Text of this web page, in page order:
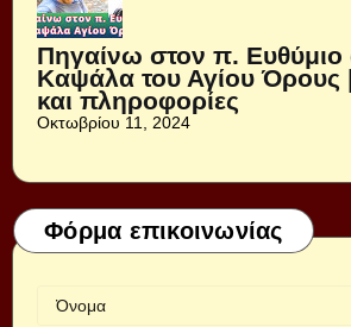
Πηγαίνω στον π. Ευθύμιο
Καψάλα του Αγίου Όρους
και πληροφορίες
Οκτωβρίου 11, 2024
Φόρμα επικοινωνίας